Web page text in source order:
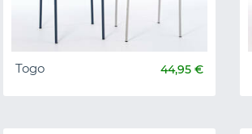
Togo 44,95 €